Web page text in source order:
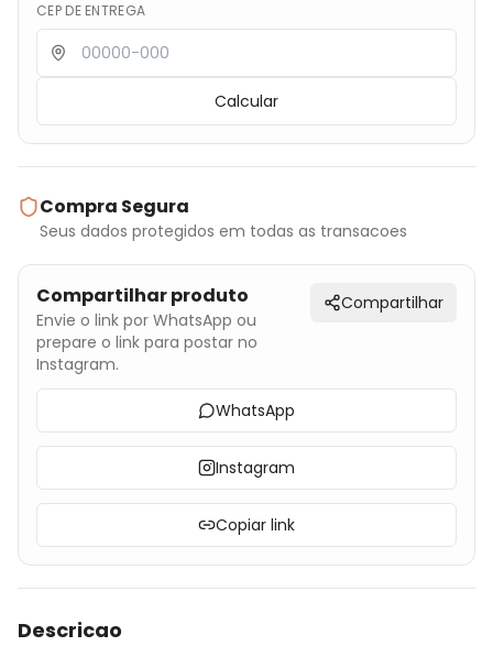
CEP DE ENTREGA
Calcular
Compra Segura
Seus dados protegidos em todas as transacoes
Compartilhar produto
Envie o link por WhatsApp ou
prepare o link para postar no
Instagram.
Compartilhar
WhatsApp
Instagram
Copiar link
Descricao